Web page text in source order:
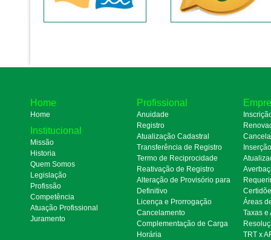
Home
Home
Institucional
Missão
Historia
Quem Somos
Legislação
Profissão
Competência
Atuação Profissional
Juramento
Profissional
Anuidade
Registro
Atualização Cadastral
Transferência de Registro
Termo de Reciprocidade
Reativação de Registro
Alteração de Provisório para
Definitivo
Licença e Prorrogação
Cancelamento
Complementação de Carga
Horária
Áreas
Taxas e
TRT x